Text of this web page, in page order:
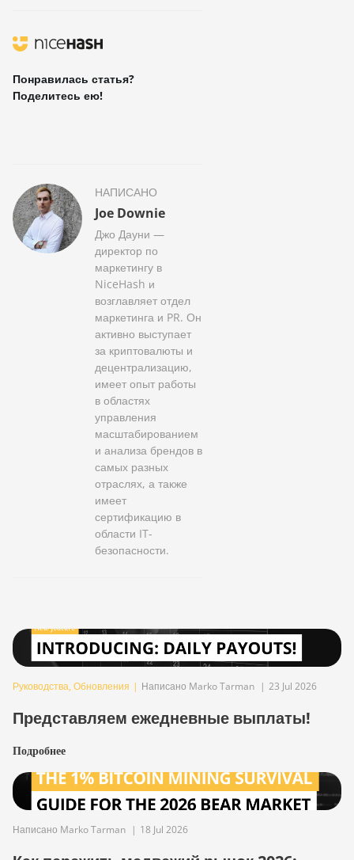
Понравилась статья?
Поделитесь ею!
НАПИСАНО
Joe Downie
Джо Дауни —
директор по
маркетингу в
NiceHash и
возглавляет отдел
маркетинга и PR. Он
активно выступает
за криптовалюты и
децентрализацию,
имеет опыт работы
в областях
управления
масштабированием
и анализа брендов в
самых разных
отраслях, а также
имеет
сертификацию в
области IT-
безопасности.
Руководства, Обновления | Написано Marko Tarman | 23 Jul 2026
Представляем ежедневные выплаты!
Подробнее
Написано Marko Tarman | 18 Jul 2026